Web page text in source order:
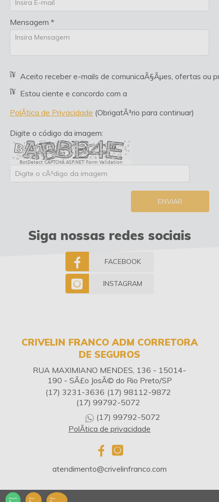
Mensagem *
Aceito receber e-mails de comunicaÃ§Ãµes, ofertas ou
Estou ciente e concordo com a
PolÃ­tica de Privacidade (ObrigatÃ³rio para continuar)
Digite o código da imagem:
BotDetect CAPTCHA ASP.NET Form Validation
ENVIAR
Siga nossas redes sociais
FACEBOOK
INSTAGRAM
CRIVELIN FRANCO ADM CORRETORA
DE SEGUROS
RUA MAXIMIANO MENDES, 136 - 15014-
190 - SÃ£o JosÃ© do Rio Preto/SP
(17) 3231-3636 (17) 98112-9872
(17) 99792-5072
(17) 99792-5072
PolÃ­tica de privacidade
atendimento@crivelinfranco.com